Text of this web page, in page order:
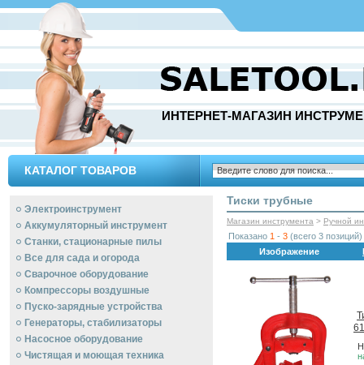
ИНТЕРНЕТ-МАГАЗИН
КАТАЛОГ ТОВАРОВ
Электроинструмент
Аккумуляторный инструмент
Станки, стационарные пилы
Все для сада и огорода
Сварочное оборудование
Компрессоры воздушные
Пуско-зарядные устройства
Генераторы, стабилизаторы
Насосное оборудование
Чистящая и моющая техника
Тиски трубные
Магазин инструмента > Ручной
Показано 1 - 3 (всего 3 позиций)
Изображение